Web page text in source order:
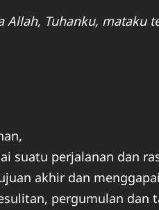
Allah, Tuhanku,
suatu perjalanan dan
akhir dan
pergumulan